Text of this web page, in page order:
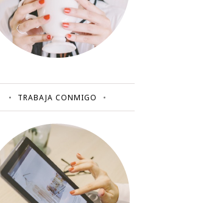
TRABAJA CONMIGO